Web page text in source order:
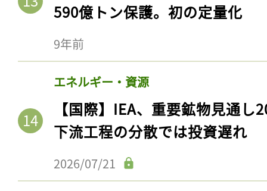
590億トン保護。初の定量化
9年前
エネルギー・資源
【国際】IEA、重要鉱物見通
下流工程の分散では投資遅れ
2026/07/21